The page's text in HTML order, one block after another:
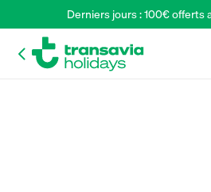
Derniers jours : 100€ offerts